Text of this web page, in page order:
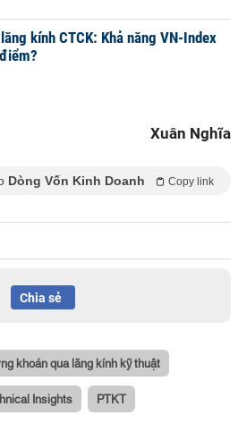
kính CTCK: Khả năng VN-Index
Xuân Nghĩa
Dòng Vốn Kinh Doanh Copy link
Chia sẻ
khoán qua lăng kính kỹ thuật
Insights PTKT